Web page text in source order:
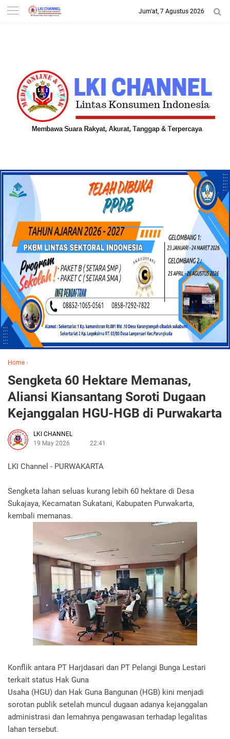
-->
Jum'at, 7 Agustus 2026
Home ›
Sengketa 60 Hektare Memanas,
Aliansi Kiansantang Soroti Dugaan
Kejanggalan HGU-HGB di Purwakarta
LKI CHANNEL
19 May 2026
22:41
LKI Channel - PURWAKARTA
Sengketa lahan seluas kurang lebih 60 hektare di Desa
Sukajaya, Kecamatan Sukatani, Kabupaten Purwakarta,
kembali memanas.
Konflik antara PT Harjdasari dan PT Pelangi Bunga Lestari
terkait status Hak Guna
Usaha (HGU) dan Hak Guna Bangunan (HGB) kini menjadi
sorotan publik setelah muncul dugaan adanya kejanggalan
administrasi dan lemahnya pengawasan terhadap legalitas
lahan tersebut.